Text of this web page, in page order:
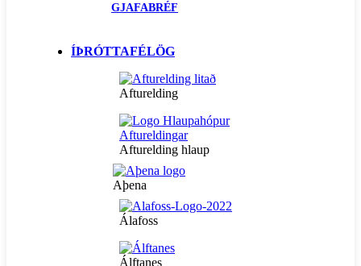
GJAFABRÉF
ÍÞRÓTTAFÉLÖG
Afturelding
Afturelding hlaup
Aþena
Álafoss
Álftanes